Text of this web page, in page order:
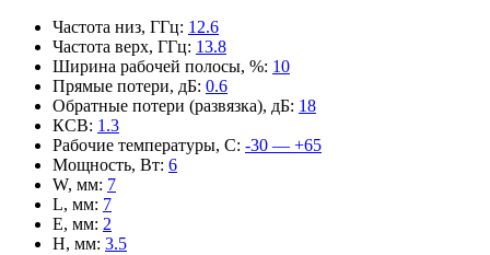
Частота низ, ГГц: 12.6
Частота верх, ГГц: 13.8
Ширина рабочей полосы, %: 10
Прямые потери, дБ: 0.6
Обратные потери (развязка), дБ: 18
КСВ: 1.3
Рабочие температуры, С: -30 — +65
Мощность, Вт: 6
W, мм: 7
L, мм: 7
E, мм: 2
H, мм: 3.5